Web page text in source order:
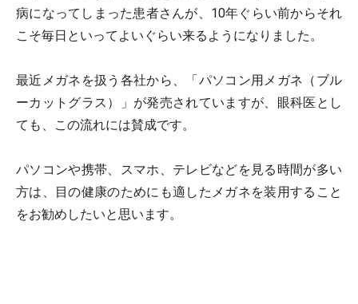
病になってしまった患者さんが、10年ぐらい前からそれ
こそ毎日といってよいぐらい来るようになりました。
最近メガネを扱う各社から、「パソコン用メガネ（ブル
ーカットグラス）」が発売されていますが、眼科医とし
ても、この流れには賛成です。
パソコンや携帯、スマホ、テレビなどを見る時間が多い
方は、目の健康のためにも適したメガネを装用すること
をお勧めしたいと思います。